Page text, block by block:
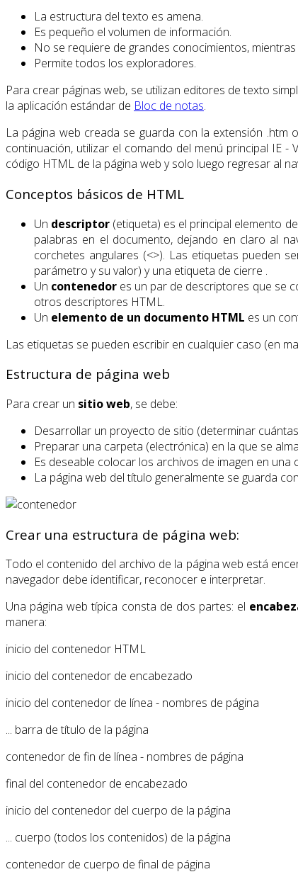
La estructura del texto es amena.
Es pequeño el volumen de información.
No se requiere de grandes conocimientos,
Permite todos los exploradores.
Para crear páginas web, se utilizan editores de texto
la aplicación estándar de Bloc de notas.
La página web creada se guarda con la extensión .htm
continuación, utilizar el comando del menú principal IE
código HTML de la página web y solo luego regresar al
Conceptos básicos de HTML
Un descriptor (etiqueta) es el principal elemento
palabras en el documento, dejando en claro al
corchetes angulares (<>). Las etiquetas pueden
parámetro y su valor) y una etiqueta de cierre .
Un contenedor es un par de descriptores que se
otros descriptores HTML.
Un elemento de un documento HTML es un
Las etiquetas se pueden escribir en cualquier caso (en
Estructura de página web
Para crear un sitio web, se debe:
Desarrollar un proyecto de sitio (determinar
Preparar una carpeta (electrónica) en la que se
Es deseable colocar los archivos de imagen en
La página web del título generalmente se guarda
Crear una estructura de página web:
Todo el contenido del archivo de la página web está
navegador debe identificar, reconocer e interpretar.
Una página web típica consta de dos partes: el
manera:
inicio del contenedor HTML
inicio del contenedor de encabezado
inicio del contenedor de línea - nombres de página
... barra de título de la página
contenedor de fin de línea - nombres de página
final del contenedor de encabezado
inicio del contenedor del cuerpo de la página
... cuerpo (todos los contenidos) de la página
contenedor de cuerpo de final de página